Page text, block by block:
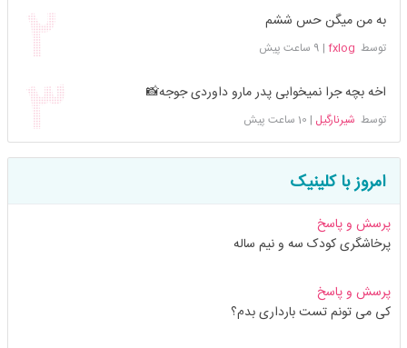
به من میگن حس ششم
توسط fxlog
| 9 ساعت پیش
اخه بچه جرا نمیخوابی پدر مارو داوردی جوجه📸
توسط شیرنارگیل | 10 ساعت پیش
امروز با کلینیک
پرسش و پاسخ
پرخاشگری کودک سه و نیم ساله
پرسش و پاسخ
کی می تونم تست بارداری بدم؟